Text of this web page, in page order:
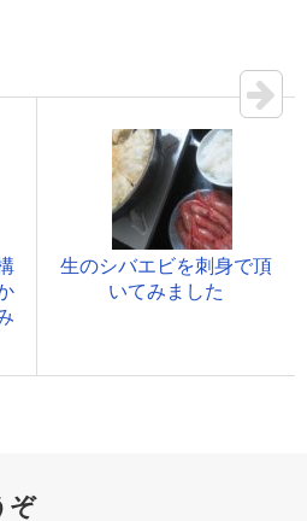
生のシバエビを刺身で頂
いてみました
ぞ